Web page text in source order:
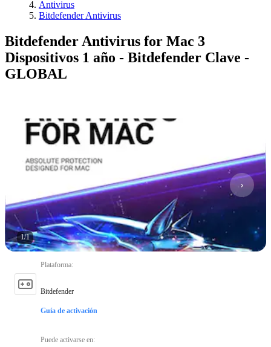
Antivirus
Bitdefender Antivirus
Bitdefender Antivirus for Mac 3
Dispositivos 1 año - Bitdefender Clave -
GLOBAL
1/1
Plataforma:
Bitdefender
Guía de activación
Puede activarse en: